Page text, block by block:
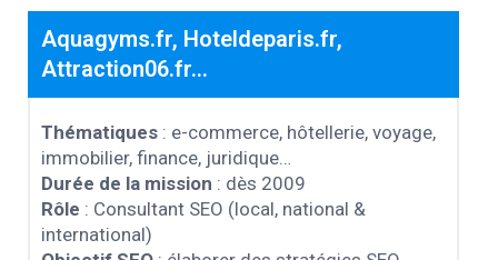
Aquagyms.fr, Hoteldeparis.fr,
Attraction06.fr...
Thématiques : e-commerce, hôtellerie, voyage,
immobilier, finance, juridique…
Durée de la mission : dès 2009
Rôle : Consultant SEO (local, national &
international)